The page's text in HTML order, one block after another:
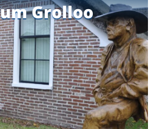
Grolloo